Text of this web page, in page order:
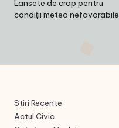
navigation
Lansete de crap pentru
condiții meteo nefavorabile
Stiri Recente
Actul Civic